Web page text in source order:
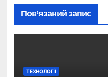
Пов’язаний запис
ТЕХНОЛОГІЇ